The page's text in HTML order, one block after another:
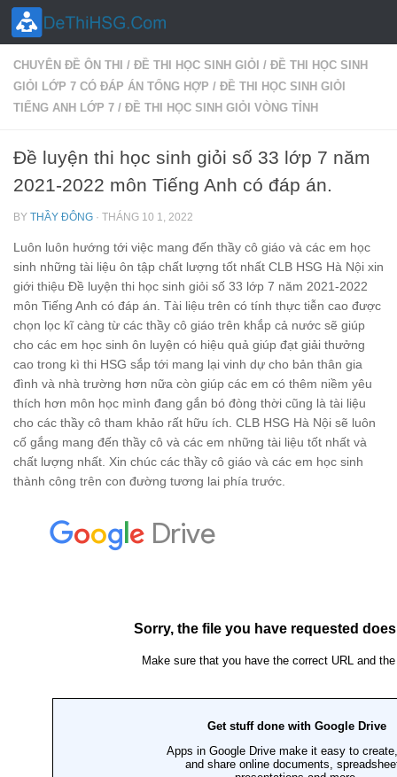
Skip to content
CHUYÊN ĐỀ ÔN THI / ĐỀ THI HỌC SINH GIỎI / ĐỀ THI HỌC SINH
GIỎI LỚP 7 CÓ ĐÁP ÁN TỔNG HỢP / ĐỀ THI HỌC SINH GIỎI
TIẾNG ANH LỚP 7 / ĐỀ THI HỌC SINH GIỎI VÒNG TỈNH
Đề luyện thi học sinh giỏi số 33 lớp 7 năm
2021-2022 môn Tiếng Anh có đáp án.
BY THẦY ĐÔNG · THÁNG 10 1, 2022
Luôn luôn hướng tới việc mang đến thầy cô giáo và các em học
sinh những tài liệu ôn tập chất lượng tốt nhất CLB HSG Hà Nội xin
giới thiệu Đề luyện thi học sinh giỏi số 33 lớp 7 năm 2021-2022
môn Tiếng Anh có đáp án. Tài liệu trên có tính thực tiễn cao được
chọn lọc kĩ càng từ các thầy cô giáo trên khắp cả nước sẽ giúp
cho các em học sinh ôn luyện có hiệu quả giúp đạt giải thưởng
cao trong kì thi HSG sắp tới mang lại vinh dự cho bản thân gia
đình và nhà trường hơn nữa còn giúp các em có thêm niềm yêu
thích hơn môn học mình đang gắn bó đòng thời cũng là tài liệu
cho các thầy cô tham khảo rất hữu ích. CLB HSG Hà Nội sẽ luôn
cố gắng mang đến thầy cô và các em những tài liệu tốt nhất và
chất lượng nhất. Xin chúc các thầy cô giáo và các em học sinh
thành công trên con đường tương lai phía trước.